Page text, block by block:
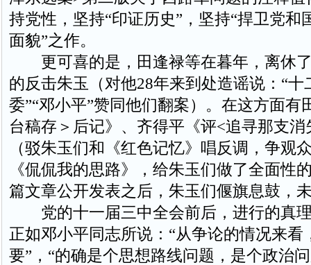
持党性，坚持“印证历史”，坚持“捍卫党和
面貌”之作。
更可喜的是，田逢禄等在暮年，离休
的反击朱玉（对他28年来到处造谣说：“十
委”“邓小平”赞同他们翻案）。在这方面有
台稿存＞后记》、齐得平《评<追寻那支消
（驳朱玉们和《红色记忆》唱反调，争观
《侃侃我的思路》，给朱玉们做了全面性
篇文章公开发表之后，朱玉们偃旗息鼓，
党的十一届三中全会前后，进行的真
正如邓小平同志所说：“从争论的情况来看
要”，“的确是个思想路线问题，是个政治